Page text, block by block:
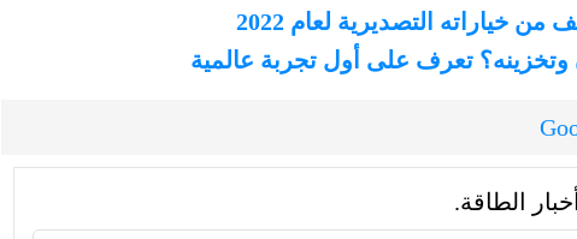
خياراته التصديرية لعام 2022
تعرف على أول تجربة عالمية
الطاقة.